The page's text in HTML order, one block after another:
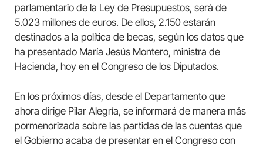
parlamentario de la Ley de Presupuestos, será de
5.023 millones de euros. De ellos, 2.150 estarán
destinados a la política de becas, según los datos que
ha presentado María Jesús Montero, ministra de
Hacienda, hoy en el Congreso de los Diputados.
En los próximos días, desde el Departamento que
ahora dirige Pilar Alegría, se informará de manera más
pormenorizada sobre las partidas de las cuentas que
el Gobierno acaba de presentar en el Congreso con